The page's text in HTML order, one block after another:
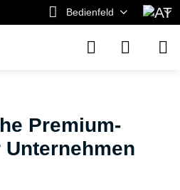
Bedienfeld
Premium-